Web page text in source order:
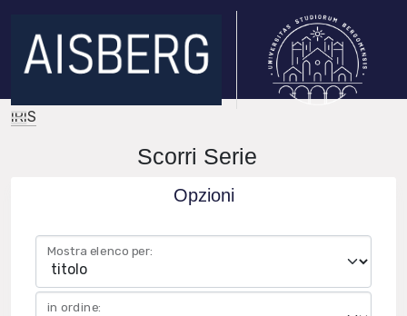
IRIS
Scorri Serie
Opzioni
Mostra elenco per:
in ordine: